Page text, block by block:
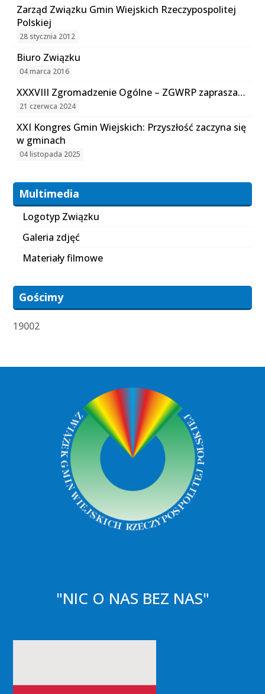
Zarząd Związku Gmin Wiejskich Rzeczypospolitej
Polskiej
28 stycznia 2012
Biuro Związku
04 marca 2016
XXXVIII Zgromadzenie Ogólne – ZGWRP zaprasza…
21 czerwca 2024
XXI Kongres Gmin Wiejskich: Przyszłość zaczyna się
w gminach
04 listopada 2025
Multimedia
Logotyp Związku
Galeria zdjęć
Materiały filmowe
Gościmy
19002
"NIC O NAS BEZ NAS"